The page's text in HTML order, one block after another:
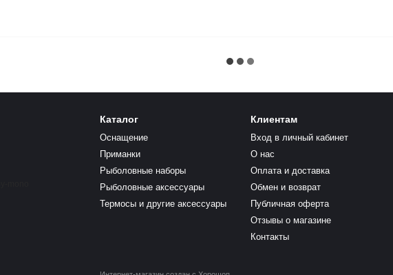
Каталог
Оснащение
Приманки
Рыболовные наборы
Рыболовные аксессуары
Термосы и другие аксессуары
Клиентам
Вход в личный кабинет
О нас
Оплата и доставка
Обмен и возврат
Публичная оферта
Отзывы о магазине
Контакты